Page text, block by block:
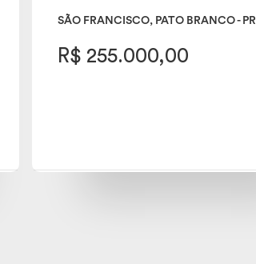
SÃO FRANCISCO, PATO BRANCO - PR
R$ 255.000,00